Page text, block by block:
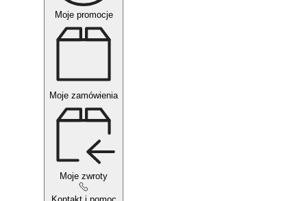
Moje promocje
Moje zamówienia
Moje zwroty